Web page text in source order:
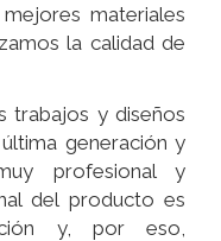
materiales
la calidad de
trabajos y diseños
generación y
profesional y
del producto es
y, por eso,